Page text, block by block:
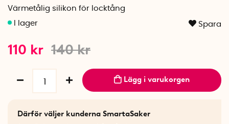
Värmetålig silikon för locktång
Spara
140kr
110 kr
Lägg i varukorgen
Därför väljer kunderna SmartaSaker